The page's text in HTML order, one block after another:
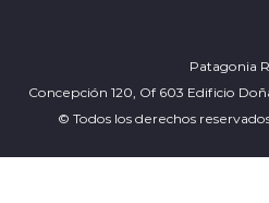
Patagonia
Concepción 120, Of 603 Edificio
© Todos los derechos